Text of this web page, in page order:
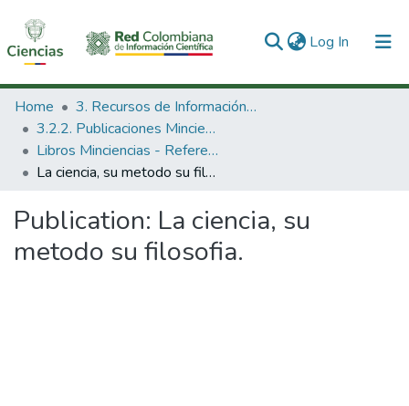
Log In (current)
Communities & Collections
All of DSpace
Statistics
Home
3. Recursos de Información Científica y Tecnológica
3.2.2. Publicaciones Minciencias
Libros Minciencias - Referenciales
La ciencia, su metodo su filosofia.
Publication: La ciencia, su
metodo su filosofia.